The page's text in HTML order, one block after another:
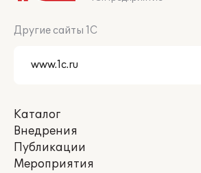
Другие сайты 1С
Каталог
Внедрения
Публикации
Мероприятия